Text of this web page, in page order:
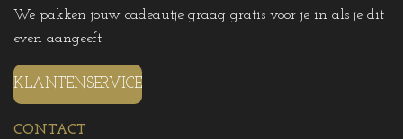
We pakken jouw cadeautje graag gratis voor je in als je dit
even aangeeft
KLANTENSERVICE
CONTACT